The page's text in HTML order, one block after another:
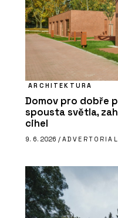
ARCHITEKTURA
Domov pro dobře
spousta světla,
cihel
9. 6. 2026 / ADVERTORIAL